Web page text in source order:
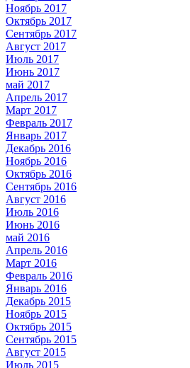
Ноябрь 2017
Октябрь 2017
Сентябрь 2017
Август 2017
Июль 2017
Июнь 2017
май 2017
Апрель 2017
Март 2017
Февраль 2017
Январь 2017
Декабрь 2016
Ноябрь 2016
Октябрь 2016
Сентябрь 2016
Август 2016
Июль 2016
Июнь 2016
май 2016
Апрель 2016
Март 2016
Февраль 2016
Январь 2016
Декабрь 2015
Ноябрь 2015
Октябрь 2015
Сентябрь 2015
Август 2015
Июль 2015